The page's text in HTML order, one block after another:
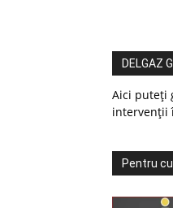
DELGAZ
Aici puteți
intervenții
Pentru